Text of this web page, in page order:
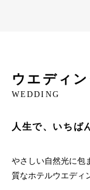
ウエディ
WEDDING
人生で、いちば
やさしい自然光に包
質なホテルウエディ